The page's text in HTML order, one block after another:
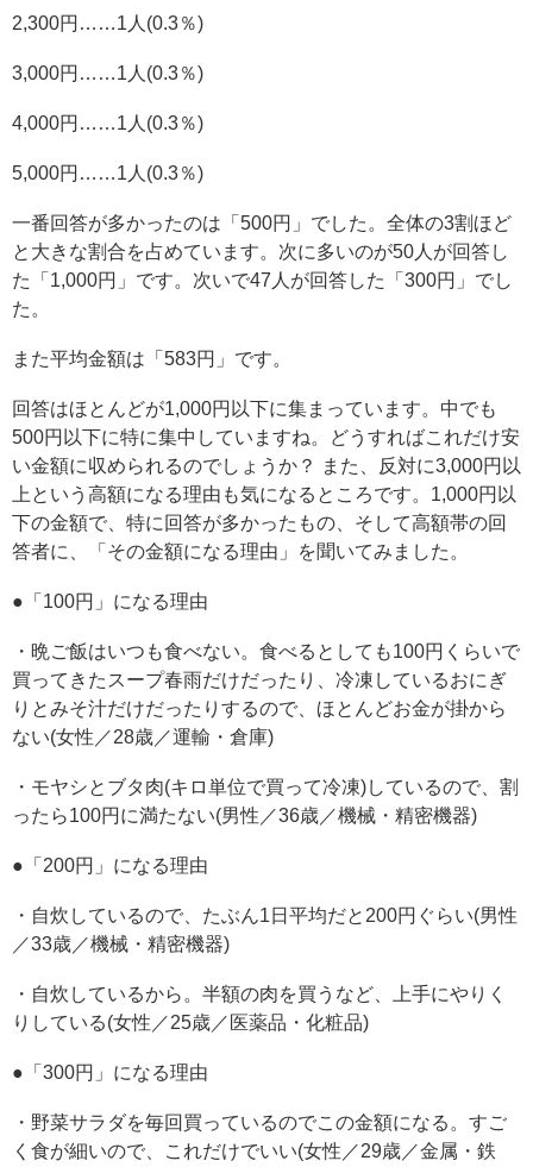
2,300円……1人(0.3％)
3,000円……1人(0.3％)
4,000円……1人(0.3％)
5,000円……1人(0.3％)
一番回答が多かったのは「500円」でした。全体の3割ほど
と大きな割合を占めています。次に多いのが50人が回答し
た「1,000円」です。次いで47人が回答した「300円」でし
た。
また平均金額は「583円」です。
回答はほとんどが1,000円以下に集まっています。中でも
500円以下に特に集中していますね。どうすればこれだけ安
い金額に収められるのでしょうか？ また、反対に3,000円以
上という高額になる理由も気になるところです。1,000円以
下の金額で、特に回答が多かったもの、そして高額帯の回
答者に、「その金額になる理由」を聞いてみました。
●「100円」になる理由
・晩ご飯はいつも食べない。食べるとしても100円くらいで
買ってきたスープ春雨だけだったり、冷凍しているおにぎ
りとみそ汁だけだったりするので、ほとんどお金が掛から
ない(女性／28歳／運輸・倉庫)
・モヤシとブタ肉(キロ単位で買って冷凍)しているので、割
ったら100円に満たない(男性／36歳／機械・精密機器)
●「200円」になる理由
・自炊しているので、たぶん1日平均だと200円ぐらい(男性
／33歳／機械・精密機器)
・自炊しているから。半額の肉を買うなど、上手にやりく
りしている(女性／25歳／医薬品・化粧品)
●「300円」になる理由
・野菜サラダを毎回買っているのでこの金額になる。すご
く食が細いので、これだけでいい(女性／29歳／金属・鉄